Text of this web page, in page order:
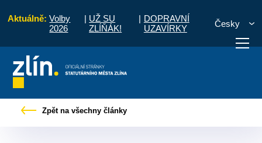
Aktuálně: Volby
2026
| UŽ SU
ZLÍŇÁK!
| DOPRAVNÍ
UZAVÍRKY
Česky
vyřídit Potřebuji zaplatit
Zpět na všechny články